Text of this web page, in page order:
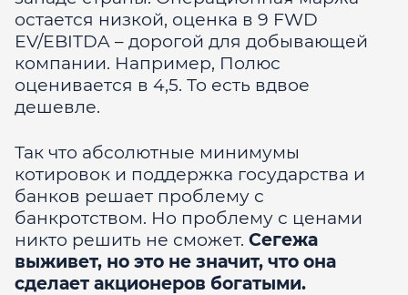
остается низкой, оценка в 9 FWD
EV/EBITDA – дорогой для добывающей
компании. Например, Полюс
оценивается в 4,5. То есть вдвое
дешевле.
Так что абсолютные минимумы
котировок и поддержка государства и
банков решает проблему с
банкротством. Но проблему с ценами
никто решить не сможет. Сегежа
выживет, но это не значит, что она
сделает акционеров богатыми.